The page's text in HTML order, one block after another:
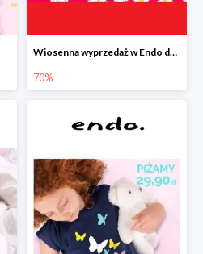
Wiosenna wyprzedaż w Endo do -70%
70%